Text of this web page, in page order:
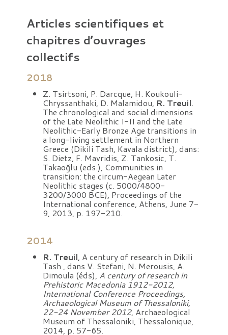
Articles scientifiques et
chapitres d’ouvrages
collectifs
2018
Z. Tsirtsoni, P. Darcque, H. Koukouli-
Chryssanthaki, D. Malamidou, R. Treuil.
The chronological and social dimensions
of the Late Neolithic I-II and the Late
Neolithic-Early Bronze Age transitions in
a long-living settlement in Northern
Greece (Dikili Tash, Kavala district), dans:
S. Dietz, F. Mavridis, Z. Tankosic, T.
Takaoğlu (eds.), Communities in
transition: the circum-Aegean Later
Neolithic stages (c. 5000/4800-
3200/3000 BCE), Proceedings of the
International conference, Athens, June 7-
9, 2013, p. 197-210.
2014
R. Treuil, A century of research in Dikili
Tash , dans V. Stefani, N. Merousis, A.
Dimoula (éds), A century of research in
Prehistoric Macedonia 1912-2012,
International Conference Proceedings,
Archaeological Museum of Thessaloniki,
22-24 November 2012, Archaeological
Museum of Thessaloniki, Thessalonique,
2014, p. 57-65.